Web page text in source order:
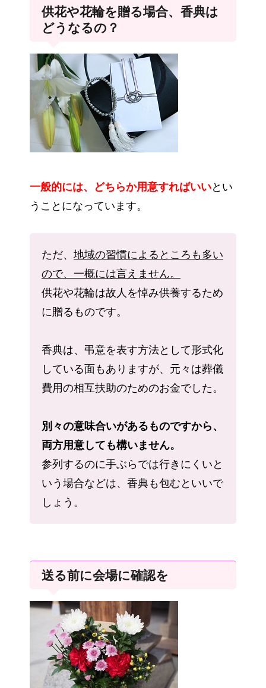
供花や花輪を贈る場合、香典は
どうなるの？
一般的には、どちらか用意すればいいとい
うことになっています。
ただ、 地域の習慣によるところも多い
ので、一概には言えません。
供花や花輪は故人を悼み供養するため
に贈るものです。
香典は、弔意を表す方法として形式化
している面もありますが、元々は葬儀
費用の相互扶助のためのお金でした。
別々の意味合いがあるものですから、
両方用意しても構いません。
参列するのに手ぶらでは行きにくいと
いう場合などは、香典も包むといいで
しょう。
送る前に会場に確認を